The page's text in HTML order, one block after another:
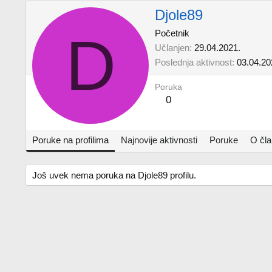
D
Djole89
Početnik
Učlanjen 29.04.2021.
Poslednja aktivnost
Poruka
0
Poruke na profilima Najnovije aktivnosti Poruke O
Još uvek nema poruka na Djole89 profilu.